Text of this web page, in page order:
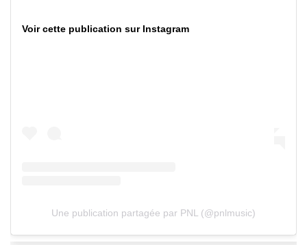
Voir cette publication sur Instagram
Une publication partagée par PNL (@pnlmusic)